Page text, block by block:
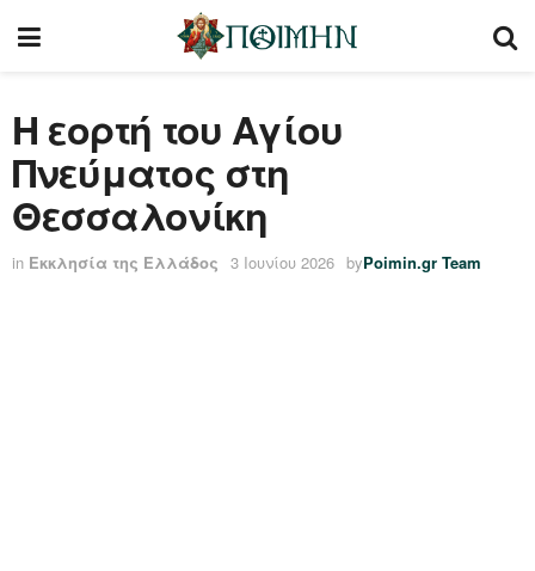
Η εορτή του Αγίου
Πνεύματος στη
Θεσσαλονίκη
in Εκκλησία της Ελλάδος 3 Ιουνίου 2026 byPoimin.gr Team